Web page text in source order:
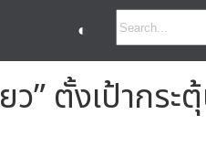
◐
” ตั้งเป้ากระ